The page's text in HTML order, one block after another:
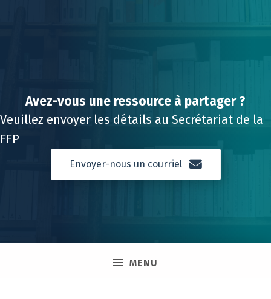
MENU
Avez-vous une ressource à partager ?
Veuillez envoyer les détails au Secrétariat de la
FFP
Envoyer-nous un courriel